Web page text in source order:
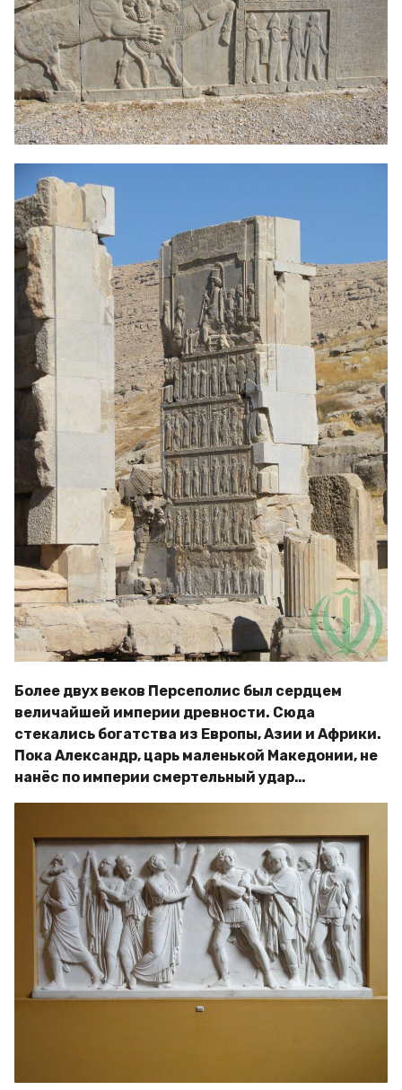
Более двух веков Персеполис был сердцем
величайшей империи древности. Сюда
стекались богатства из Европы, Азии и Африки.
Пока Александр, царь маленькой Македонии, не
нанёс по империи смертельный удар…